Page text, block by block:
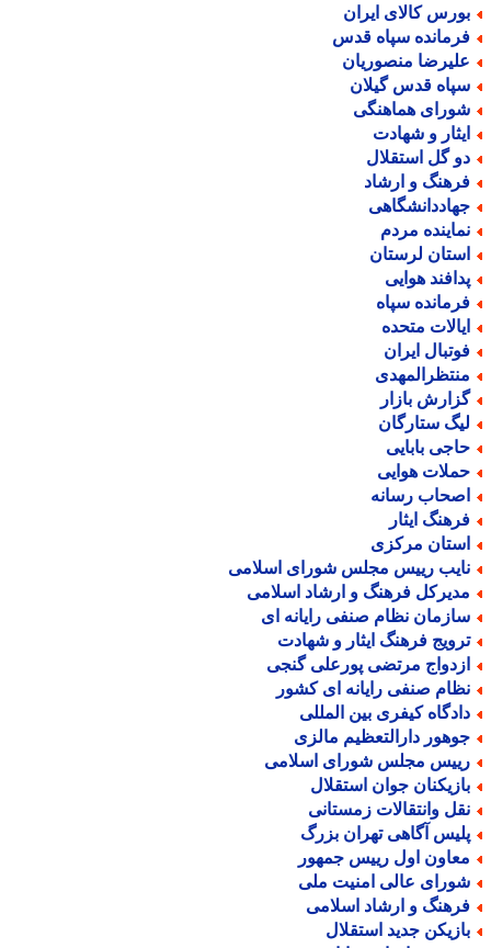
کالای ایران
سپاه قدس
منصوریان
قدس گیلان
هماهنگی
و شهادت
گل استقلال
و ارشاد
مردم
لرستان
هوایی
سپاه
متحده
ایران
بازار
ستارگان
بابایی
هوایی
رسانه
ایثار
مرکزی
رییس مجلس شورای اسلامی
فرهنگ و ارشاد اسلامی
نظام صنفی رایانه ای
فرهنگ ایثار و شهادت
مرتضی پورعلی گنجی
صنفی رایانه ای کشور
کیفری بین المللی
دارالتعظیم مالزی
مجلس شورای اسلامی
جوان استقلال
وانتقالات زمستانی
آگاهی تهران بزرگ
اول رییس جمهور
عالی امنیت ملی
و ارشاد اسلامی
جدید استقلال